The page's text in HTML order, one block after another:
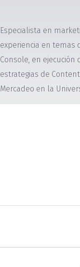
Especialista en
experiencia en temas
Console, en
estrategias de
Mercadeo en la